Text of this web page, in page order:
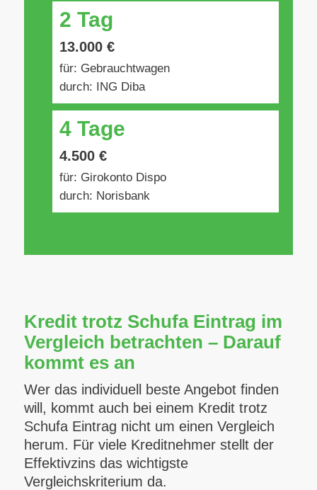
2 Tag
13.000 €
für: Gebrauchtwagen
durch: ING Diba
4 Tage
4.500 €
für: Girokonto Dispo
durch: Norisbank
Kredit trotz Schufa Eintrag im
Vergleich betrachten – Darauf
kommt es an
Wer das individuell beste Angebot finden
will, kommt auch bei einem Kredit trotz
Schufa Eintrag nicht um einen Vergleich
herum. Für viele Kreditnehmer stellt der
Effektivzins das wichtigste
Vergleichskriterium da.